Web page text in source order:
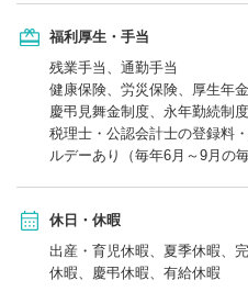
福利厚生・手当
残業手当、通勤手当
健康保険、労災保険、厚生年
慶弔見舞金制度、永年勤続制
税理士・公認会計士の登録料
ルデーあり（毎年6月～9月の毎
休日・休暇
出産・育児休暇、夏季休暇、
休暇、慶弔休暇、有給休暇